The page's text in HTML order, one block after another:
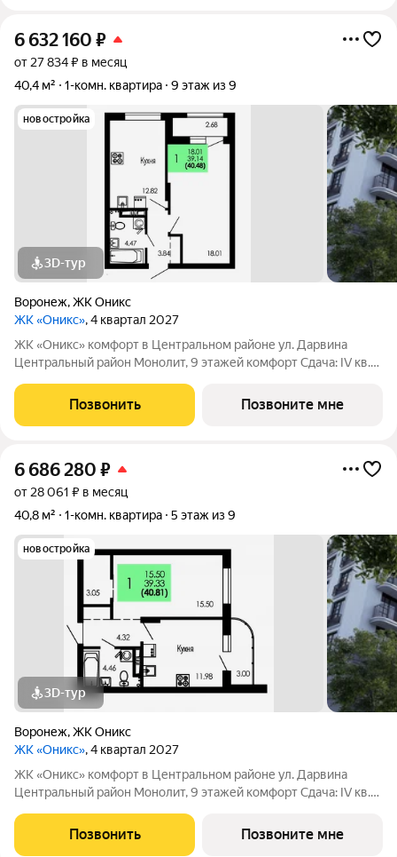
6 632 160 ₽
от 27 834 ₽ в месяц
40,4 м²
1-комн. квартира 9 этаж из 9
новостройка
3D-тур
Воронеж,ЖК Оникс
ЖК «Оникс», 4 квартал 2027
ЖК «Оникс» комфорт в Центральном районе ул. Дарвина
Центральный район Монолит, 9 этажей комфорт Сдача: IV кв.
с Ботаническим садом и парком им. Глинки. Преимущества:
Закрытый двор без
Позвонить Позвоните мне
6 686 280 ₽
от 28 061 ₽ в месяц
40,8 м²
1-комн. квартира 5 этаж из 9
новостройка
3D-тур
Воронеж,ЖК Оникс
ЖК «Оникс», 4 квартал 2027
ЖК «Оникс» комфорт в Центральном районе ул. Дарвина
Центральный район Монолит, 9 этажей комфорт Сдача: IV кв.
с Ботаническим садом и парком им. Глинки. Преимущества:
Закрытый двор без
Позвонить Позвоните мне